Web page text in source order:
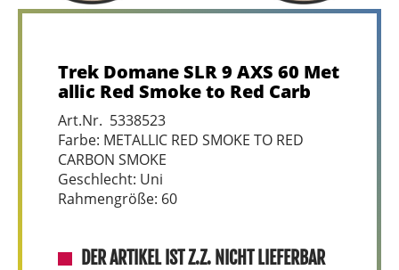
Trek Domane SLR 9 AXS 60 Met
allic Red Smoke to Red Carb
Art.Nr. 5338523
Farbe: METALLIC RED SMOKE TO RED
CARBON SMOKE
Geschlecht: Uni
Rahmengröße: 60
DER ARTIKEL IST Z.Z. NICHT LIEFERBAR